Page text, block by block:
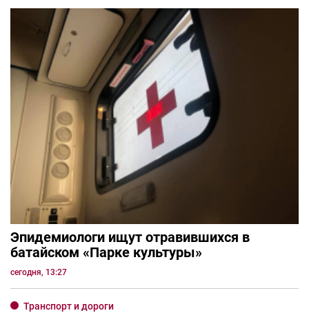
Эпидемиологи ищут отравившихся в
батайском «Парке культуры»
сегодня, 13:27
Транспорт и дороги